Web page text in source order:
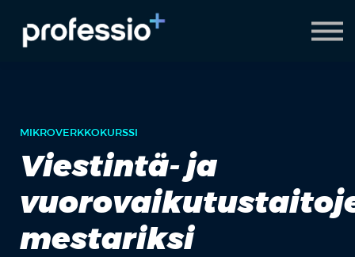
AI Coach
Pyydä demo
MIKROVERKKOKURSSI
Viestintä- ja
mestariksi